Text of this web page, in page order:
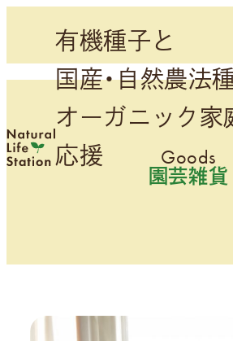
ン
コ
テ
ン
有機種子と
国産・自然農法
オーガニック家
応援
園芸雑貨